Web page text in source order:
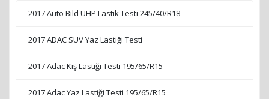
2017 Auto Bild UHP Lastik Testi 245/40/R18
2017 ADAC SUV Yaz Lastiği Testi
2017 Adac Kış Lastiği Testi 195/65/R15
2017 Adac Yaz Lastiği Testi 195/65/R15